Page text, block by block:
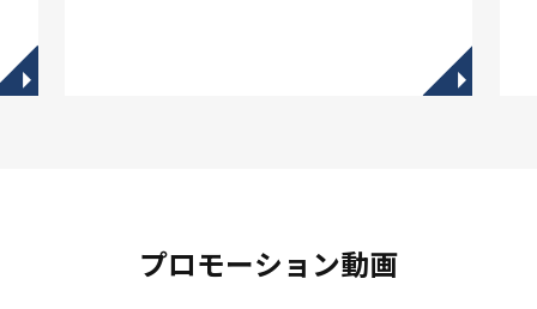
◥ ◥
プロモーション動画